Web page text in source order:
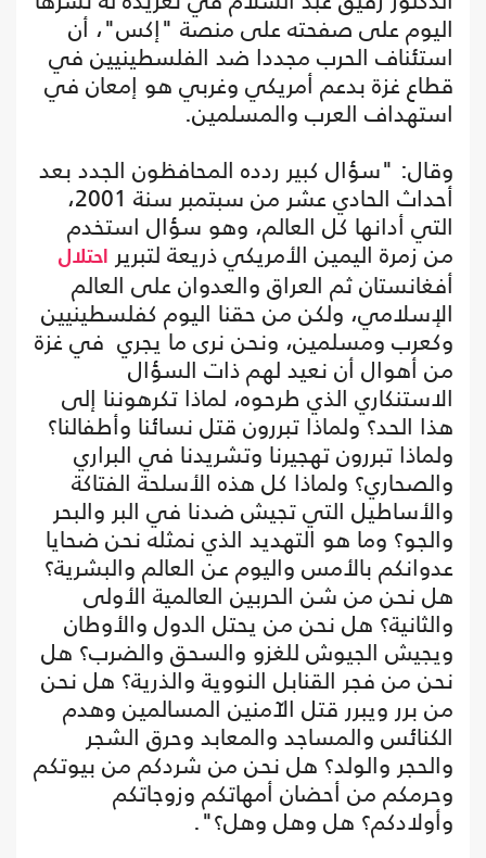
اليوم على صفحته على منصة "إكس"، أن
استئناف الحرب مجددا ضد الفلسطينيين في
قطاع غزة بدعم أمريكي وغربي هو إمعان في
استهداف العرب والمسلمين.
وقال: "سؤال كبير ردده المحافظون الجدد بعد
أحداث الحادي عشر من سبتمبر سنة 2001،
التي أدانها كل العالم، وهو سؤال استخدم
من زمرة اليمين الأمريكي ذريعة لتبرير احتلال
أفغانستان ثم العراق والعدوان على العالم
الإسلامي، ولكن من حقنا اليوم كفلسطينيين
وكعرب ومسلمين، ونحن نرى ما يجري في غزة
من أهوال أن نعيد لهم ذات السؤال
الاستنكاري الذي طرحوه، لماذا تكرهوننا إلى
هذا الحد؟ ولماذا تبررون قتل نسائنا وأطفالنا؟
ولماذا تبررون تهجيرنا وتشريدنا في البراري
والصحاري؟ ولماذا كل هذه الأسلحة الفتاكة
والأساطيل التي تجيش ضدنا في البر والبحر
والجو؟ وما هو التهديد الذي نمثله نحن ضحايا
عدوانكم بالأمس واليوم عن العالم والبشرية؟
هل نحن من شن الحربين العالمية الأولى
والثانية؟ هل نحن من يحتل الدول والأوطان
ويجيش الجيوش للغزو والسحق والضرب؟ هل
نحن من فجر القنابل النووية والذرية؟ هل نحن
من برر ويبرر قتل الآمنين المسالمين وهدم
الكنائس والمساجد والمعابد وحرق الشجر
والحجر والولد؟ هل نحن من شردكم من بيوتكم
وحرمكم من أحضان أمهاتكم وزوجاتكم
وأولادكم؟ هل وهل وهل؟".